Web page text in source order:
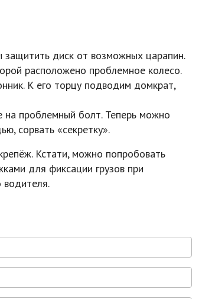
диск от возможных царапин.
расположено проблемное колесо.
К его торцу подводим домкрат,
на проблемный болт. Теперь можно
сорвать «секретку».
Кстати, можно попробовать
для фиксации грузов при
водителя.